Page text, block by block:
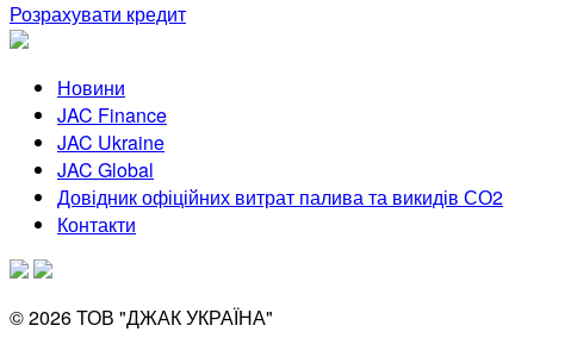
Розрахувати кредит
Новини
JAC Finance
JAC Ukraine
JAC Global
Довідник офіційних витрат палива та викидів СО2
Контакти
© 2026ТОВ "ДЖАК УКРАЇНА"